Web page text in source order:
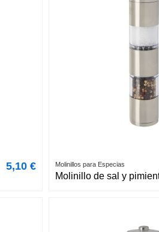
5,10 € Molinillos para Especias
Molinillo de sal y